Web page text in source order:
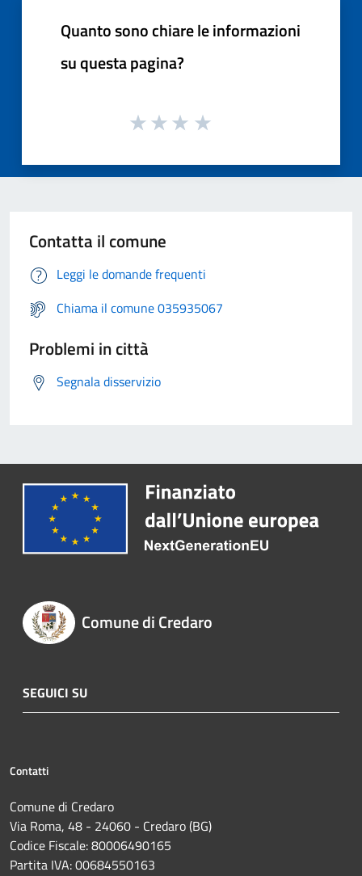
Quanto sono chiare le informazioni
su questa pagina?
Contatta il comune
Leggi le domande frequenti
Chiama il comune 035935067
Problemi in città
Segnala disservizio
Comune di Credaro
SEGUICI SU
Contatti
Comune di Credaro
Via Roma, 48 - 24060 - Credaro (BG)
Codice Fiscale: 80006490165
Partita IVA: 00684550163